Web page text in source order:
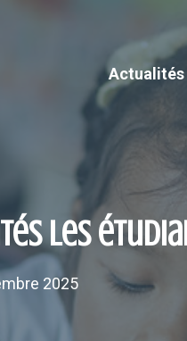
Actualités
les
2025